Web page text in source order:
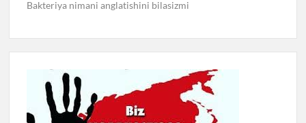
Bakteriya nimani anglatishini bilasizmi